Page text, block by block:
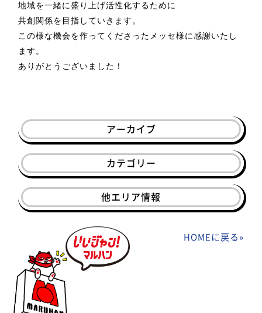
地域を一緒に盛り上げ活性化するために
共創関係を目指していきます。
この様な機会を作ってくださったメッセ様に感謝いたし
ます。
ありがとうございました！
アーカイブ
カテゴリー
他エリア情報
HOMEに戻る»